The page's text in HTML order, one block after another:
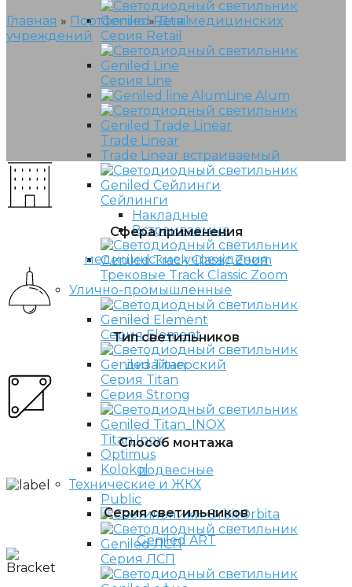
Серия Retail
Серия Line
Line Alum
Trade Linear
Trade Linear встраиваемый
Сейлинги
Накладные
Встраиваемые
Трековые Track Classic Zoom
Улично-промышленные
Серия Element
Серия Titan
Серия Strong
Titan Inox
Optimus
Kolokol
Технические и ЖКХ
Public
Orbita
Серия ЛСП
Главная » Портфолио»Для медицинских
учреждений
Сфера применения
медицинские учреждения
Тип светильников
дизайнерский
Способ монтажа
подвесные
Серия светильников
Geniled ART